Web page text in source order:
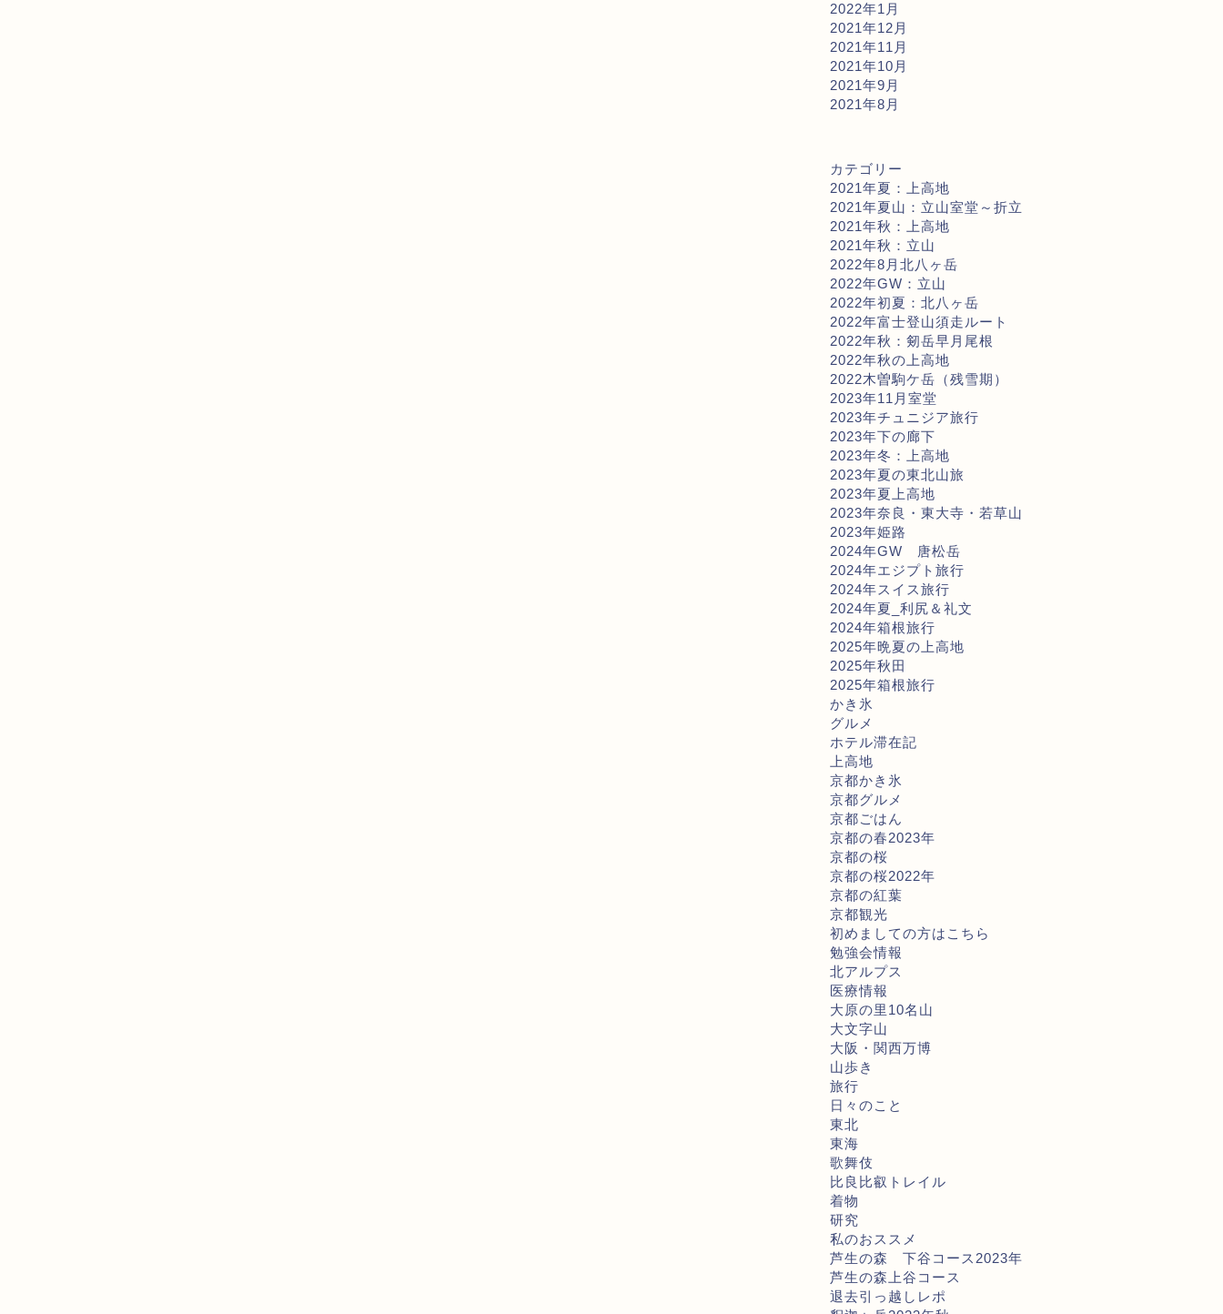
2022年1月
2021年12月
2021年11月
2021年10月
2021年9月
2021年8月
カテゴリー
2021年夏：上高地
2021年夏山：立山室堂～折立
2021年秋：上高地
2021年秋：立山
2022年8月北八ヶ岳
2022年GW：立山
2022年初夏：北八ヶ岳
2022年富士登山須走ルート
2022年秋：剱岳早月尾根
2022年秋の上高地
2022木曽駒ケ岳（残雪期）
2023年11月室堂
2023年チュニジア旅行
2023年下の廊下
2023年冬：上高地
2023年夏の東北山旅
2023年夏上高地
2023年奈良・東大寺・若草山
2023年姫路
2024年GW 唐松岳
2024年エジプト旅行
2024年スイス旅行
2024年夏_利尻＆礼文
2024年箱根旅行
2025年晩夏の上高地
2025年秋田
2025年箱根旅行
かき氷
グルメ
ホテル滞在記
上高地
京都かき氷
京都グルメ
京都ごはん
京都の春2023年
京都の桜
京都の桜2022年
京都の紅葉
京都観光
初めましての方はこちら
勉強会情報
北アルプス
医療情報
大原の里10名山
大文字山
大阪・関西万博
山歩き
旅行
日々のこと
東北
東海
歌舞伎
比良比叡トレイル
着物
研究
私のおススメ
芦生の森 下谷コース2023年
芦生の森上谷コース
退去引っ越しレポ